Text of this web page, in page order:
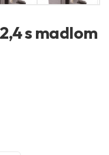
s madlom